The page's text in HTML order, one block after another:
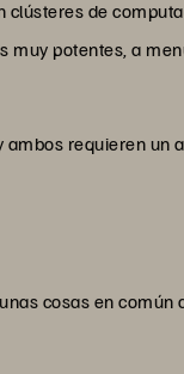
clústeres de
muy potentes, a
requieren un
cosas en común